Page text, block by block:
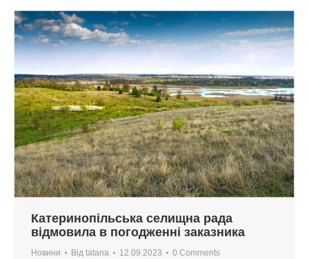
Катеринопільська селищна рада
відмовила в погодженні заказника
Новини Від tatana 12.09.2023 0 Comments